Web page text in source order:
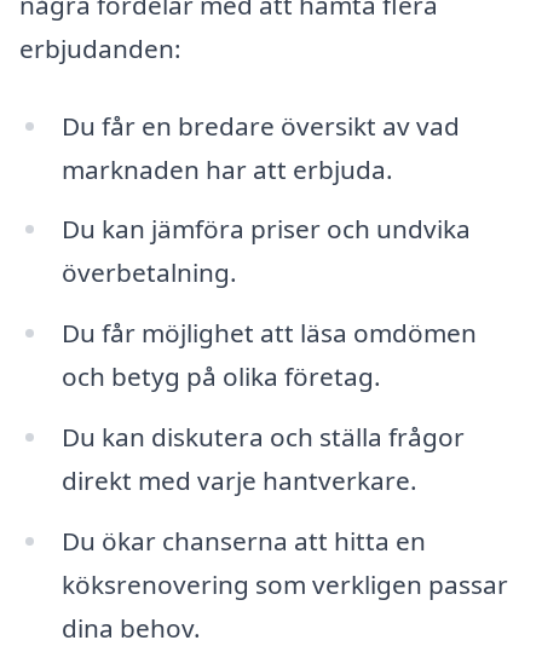
erbjudanden:
Du får en bredare översikt av vad
marknaden har att erbjuda.
Du kan jämföra priser och undvika
överbetalning.
Du får möjlighet att läsa omdömen
och betyg på olika företag.
Du kan diskutera och ställa frågor
direkt med varje hantverkare.
Du ökar chanserna att hitta en
köksrenovering som verkligen passar
dina behov.